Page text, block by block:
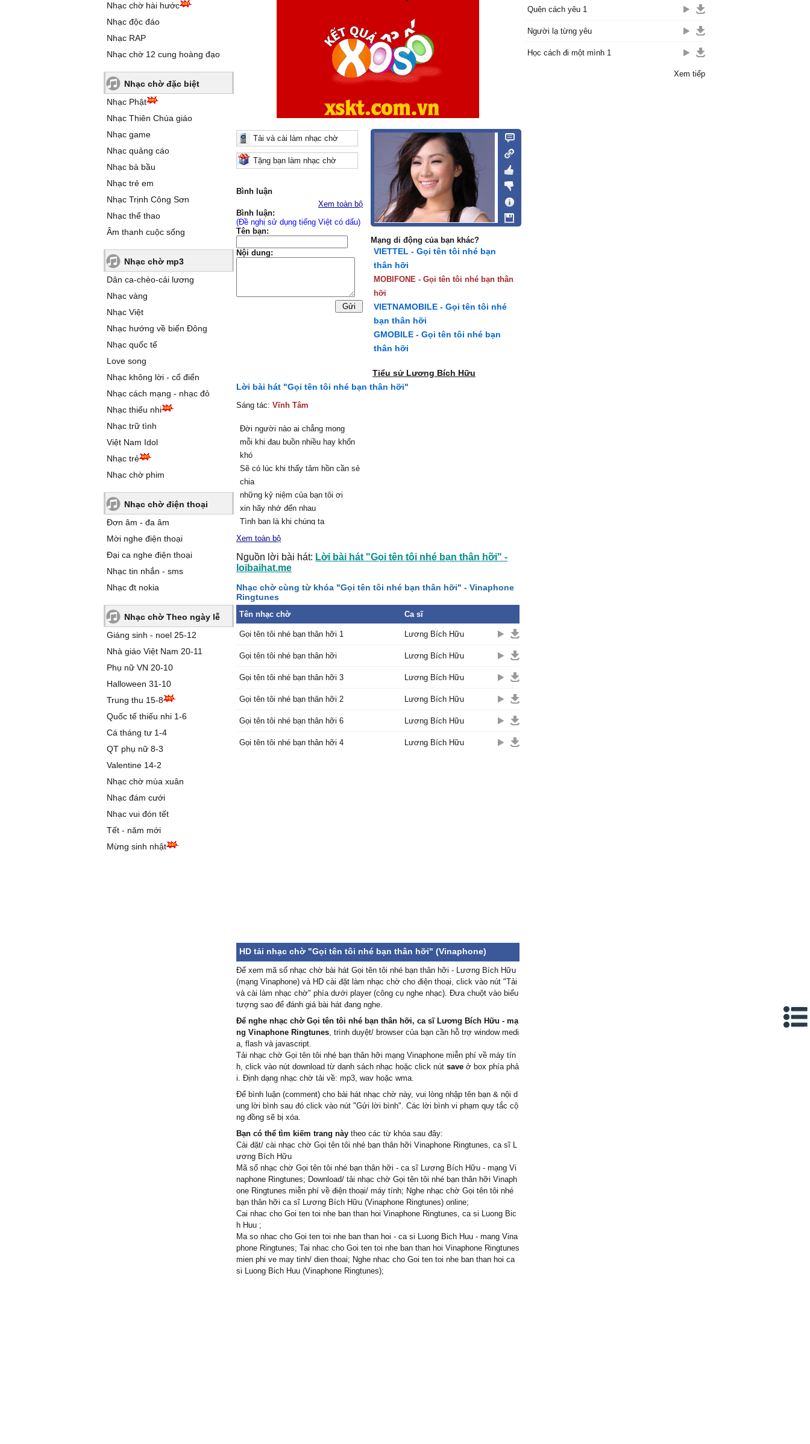
Nhạc chờ hài hước
Nhạc độc đáo
Nhạc RAP
Nhạc chờ 12 cung hoàng đạo
Nhạc chờ đặc biệt
Nhạc Phật
Nhạc Thiên Chúa giáo
Nhạc game
Nhạc quảng cáo
Nhạc bà bầu
Nhạc trẻ em
Nhạc Trịnh Công Sơn
Nhạc thể thao
Âm thanh cuộc sống
Nhạc chờ mp3
Dân ca-chèo-cải lương
Nhạc vàng
Nhạc Việt
Nhạc hướng về biển Đông
Nhạc quốc tế
Love song
Nhạc không lời - cổ điển
Nhạc cách mạng - nhạc đỏ
Nhạc thiếu nhi
Nhạc trữ tình
Việt Nam Idol
Nhạc trẻ
Nhạc chờ phim
Nhạc chờ điện thoại
Đơn âm - đa âm
Mời nghe điện thoại
Đại ca nghe điện thoại
Nhạc tin nhắn - sms
Nhạc đt nokia
Nhạc chờ Theo ngày lễ
Giáng sinh - noel 25-12
Nhà giáo Việt Nam 20-11
Phụ nữ VN 20-10
Halloween 31-10
Trung thu 15-8
Quốc tế thiếu nhi 1-6
Cá tháng tư 1-4
QT phụ nữ 8-3
Valentine 14-2
Nhạc chờ mùa xuân
Nhạc đám cưới
Nhạc vui đón tết
Tết - năm mới
Mừng sinh nhật
Tải và cài làm nhạc chờ
Tặng bạn làm nhạc chờ
Bình luận
Xem toàn bộ
Bình luận:
(Đề nghị sử dụng tiếng Việt có dấu)
Tên bạn:
Nội dung:
Mạng di động của bạn khác?
VIETTEL - Gọi tên tôi nhé bạn
thân hỡi
MOBIFONE - Gọi tên tôi nhé bạn thân
hỡi
VIETNAMOBILE - Gọi tên tôi nhé
bạn thân hỡi
GMOBILE - Gọi tên tôi nhé bạn
thân hỡi
Tiểu sử Lương Bích Hữu
Lời bài hát "Gọi tên tôi nhé bạn thân hỡi"
Sáng tác: Vĩnh Tâm
Đời người nào ai chẳng mong
mỗi khi đau buồn nhiều hay khốn
khó
Sẽ có lúc khi thấy tâm hồn cần sẻ
chia
những kỷ niệm của bạn tôi ơi
xin hãy nhớ đến nhau
Tình bạn là khi chúng ta
biết quan tâm thật nhiều
lắng khi
bạn nhìn thấy tôi mất đi niềm tin
tình bạn chúng ta thật quý biết
bao nhiêu.
Gọi tên tôi nhé bạn thân hõi
để rồi ta lại có thêm niềm tin
Gọi tên tôi nhé bạn thân hỡi
ngã
sẽ có tôi bên cạnh.
tháng năm bao lần sóng gió
nhau
Xem toàn bộ
Nguồn lời bài hát: Lời bài hát "Gọi tên tôi nhé bạn thân hỡi" -
loibaihat.me
Nhạc chờ cùng từ khóa "Gọi tên tôi nhé bạn thân hỡi" - Vinaphone
Ringtunes
Tên nhạc chờ Ca sĩ
Gọi tên tôi nhé bạn thân hỡi 1 Lương Bích Hữu
Gọi tên tôi nhé bạn thân hỡi Lương Bích Hữu
Gọi tên tôi nhé bạn thân hỡi 3 Lương Bích Hữu
Gọi tên tôi nhé bạn thân hỡi 2 Lương Bích Hữu
Gọi tên tôi nhé bạn thân hỡi 6 Lương Bích Hữu
Gọi tên tôi nhé bạn thân hỡi 4 Lương Bích Hữu
HD tải nhạc chờ "Gọi tên tôi nhé bạn thân hỡi" (Vinaphone)
Để xem mã số nhạc chờ bài hát Gọi tên tôi nhé bạn thân hỡi - Lương Bích Hữu
(mạng Vinaphone) và HD cài đặt làm nhạc chờ cho điện thoại, click vào nút "Tải
và cài làm nhạc chờ" phía dưới player (công cụ nghe nhạc). Đưa chuột vào biểu
tượng sao để đánh giá bài hát đang nghe.
Để nghe nhạc chờ Gọi tên tôi nhé bạn thân hỡi, ca sĩ Lương Bích Hữu - mạ
ng Vinaphone Ringtunes, trình duyệt/ browser của bạn cần hỗ trợ window medi
a, flash và javascript.
Tải nhạc chờ Gọi tên tôi nhé bạn thân hỡi mạng Vinaphone miễn phí về máy tín
h, click vào nút download từ danh sách nhạc hoặc click nút save ở box phía phả
i. Định dạng nhạc chờ tải về: mp3, wav hoặc wma.
Để bình luận (comment) cho bài hát nhạc chờ này, vui lòng nhập tên bạn & nội d
ung lời bình sau đó click vào nút "Gửi lời bình". Các lời bình vi phạm quy tắc cộ
ng đồng sẽ bị xóa.
Bạn có thể tìm kiếm trang này theo các từ khóa sau đây:
Cài đặt/ cài nhạc chờ Gọi tên tôi nhé bạn thân hỡi Vinaphone Ringtunes, ca sĩ L
ương Bích Hữu
Mã số nhạc chờ Gọi tên tôi nhé bạn thân hỡi - ca sĩ Lương Bích Hữu - mạng Vi
naphone Ringtunes; Download/ tải nhạc chờ Gọi tên tôi nhé bạn thân hỡi Vinaph
one Ringtunes miễn phí về điện thoại/ máy tính; Nghe nhạc chờ Gọi tên tôi nhé
bạn thân hỡi ca sĩ Lương Bích Hữu (Vinaphone Ringtunes) online;
Cai nhac cho Goi ten toi nhe ban than hoi Vinaphone Ringtunes, ca si Luong Bic
h Huu ;
Ma so nhac cho Goi ten toi nhe ban than hoi - ca si Luong Bich Huu - mang Vina
phone Ringtunes; Tai nhac cho Goi ten toi nhe ban than hoi Vinaphone Ringtunes
mien phi ve may tinh/ dien thoai; Nghe nhac cho Goi ten toi nhe ban than hoi ca
si Luong Bich Huu (Vinaphone Ringtunes);
Quên cách yêu 1
Người lạ từng yêu
Học cách đi một mình 1
Xem tiếp